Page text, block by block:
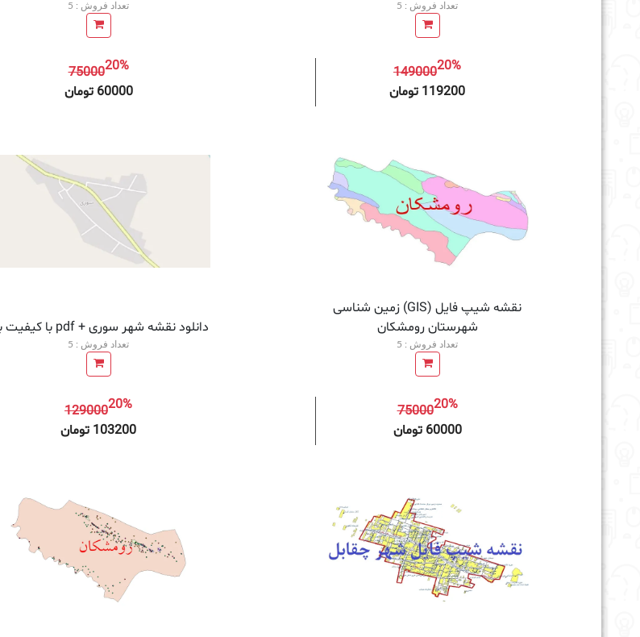
تعداد فروش : 5
14900020%
119200 تومان
تعداد فروش : 5
7500020%
60000 تومان
نقشه شیپ فایل (GIS) زمین‌ شناسی
شهرستان رومشکان
تعداد فروش : 5
7500020%
60000 تومان
دانلود نقشه شهر سوری + pdf با کیفیت بالا
تعداد فروش : 5
12900020%
103200 تومان